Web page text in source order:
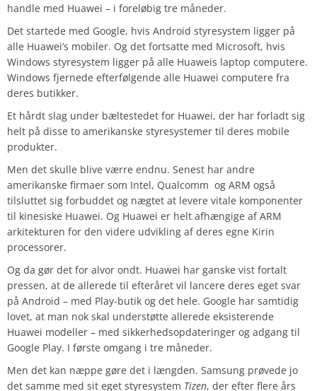
handle med Huawei – i foreløbig tre måneder.
Det startede med Google, hvis Android styresystem ligger på
alle Huawei’s mobiler. Og det fortsatte med Microsoft, hvis
Windows styresystem ligger på alle Huaweis laptop computere.
Windows fjernede efterfølgende alle Huawei computere fra
deres butikker.
Et hårdt slag under bæltestedet for Huawei, der har forladt sig
helt på disse to amerikanske styresystemer til deres mobile
produkter.
Men det skulle blive værre endnu. Senest har andre
amerikanske firmaer som Intel, Qualcomm og ARM også
tilsluttet sig forbuddet og nægtet at levere vitale komponenter
til kinesiske Huawei. Og Huawei er helt afhængige af ARM
arkitekturen for den videre udvikling af deres egne Kirin
processorer.
Og da gør det for alvor ondt. Huawei har ganske vist fortalt
pressen, at de allerede til efteråret vil lancere deres eget svar
på Android – med Play-butik og det hele. Google har samtidig
lovet, at man nok skal understøtte allerede eksisterende
Huawei modeller – med sikkerhedsopdateringer og adgang til
Google Play. I første omgang i tre måneder.
Men det kan næppe gøre det i længden. Samsung prøvede jo
det samme med sit eget styresystem Tizen, der efter flere års